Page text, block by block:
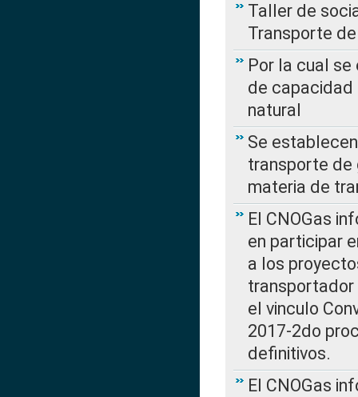
Taller de
Transporte
Por la cual
de capacidad
natural
Se
transporte de
materia de
El CNOGas
en participar
a los
transportador
el vinculo
2017-2do
definitivos.
El CNOGas